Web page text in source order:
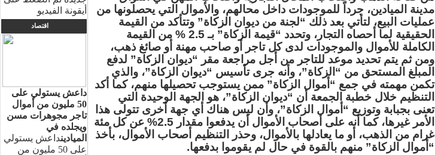
أيقونة الفيديو
اقتصاد
داعش يستولي على
50 مليون من أموال
تاجر مجوهرات مسن
ويجلده في
الميادينداعش يستولي
على 50 مليون من
مدينة الميادين، جرداً للموجودات داخل محالهم، والأموال التي يحصلونها من
عمليات البيع، لتأتي بعد ذلك “لجنة من ديوان الزكاة” وتتأكد من القيمة
الحقيقية لما أحصاه التجار، وتحدد “قيمة الزكاة” بـ 2.5 % من القيمة
الكاملة للأموال والموجودات لدى كل تاجر أو صاحب مهنة أو صائغ ذهب،
ومن ثم يتم تحديد موعد للتاجر من أجل مراجعة مقر “ديوان الزكاة” لدفع
المبلغ المستحق من “الزكاة”، وأنه جرى تأسيس “ديوان الزكاة”، والذي
تكمن مهمته في جمع “أموال الزكاة” ممن يستوجب تحصيلها منهم، كما أكد
التنظيم خلال خطبة الجمعة أن “ديوان الزكاة”، هو الجهة الوحيدة التي
تعنى بجبابة وتوزيع “أموال الزكاة”، وأن ليس هناك أي جهة أخرى تتولى هذا
الأمر غيرها، كما أنه على أصحاب الأموال أن يدفعوا مقدار 2.5% عن كل مئة
غرام من الذهب، أو ما يعادلها بالأموال، وحذر التنظيم أصحاب الأموال، بأخذ
“أموال الزكاة” منهم بالقوة في حال لم يقوموا بدفعها.